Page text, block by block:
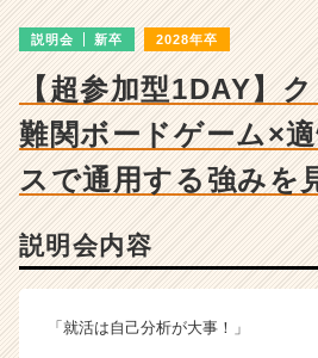
業
か
ら
ス
カ
ウ
ト
サ
説明会 新卒 2028年卒
【超参加型1DAY】
難関ボードゲーム×
スで通用する強みを
説明会内容
「就活は自己分析が大事！」